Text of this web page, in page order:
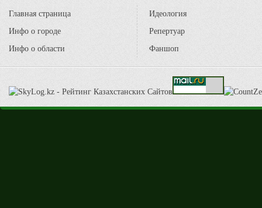
Главная страница
Инфо о городе
Инфо о области
Идеология
Репертуар
Фаншоп